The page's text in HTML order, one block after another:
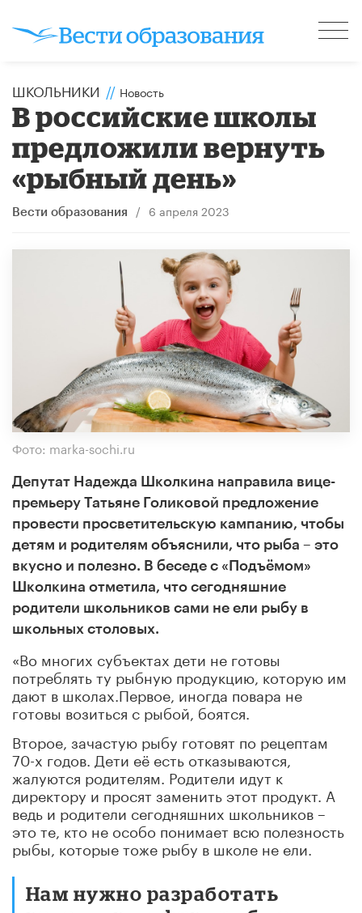
ШКОЛЬНИКИ // Новость
В российские школы
предложили вернуть
«рыбный день»
Вести образования / 6 апреля 2023
Фото: marka-sochi.ru
Депутат Надежда Школкина направила вице-
премьеру Татьяне Голиковой предложение
провести просветительскую кампанию, чтобы
детям и родителям объяснили, что рыба – это
вкусно и полезно. В беседе с «Подъёмом»
Школкина отметила, что сегодняшние
родители школьников сами не ели рыбу в
школьных столовых.
«Во многих субъектах дети не готовы
потреблять ту рыбную продукцию, которую им
дают в школах.Первое, иногда повара не
готовы возиться с рыбой, боятся.
Второе, зачастую рыбу готовят по рецептам
70-х годов. Дети её есть отказываются,
жалуются родителям. Родители идут к
директору и просят заменить этот продукт. А
ведь и родители сегодняшних школьников –
это те, кто не особо понимает всю полезность
рыбы, которые тоже рыбу в школе не ели.
Нам нужно разработать